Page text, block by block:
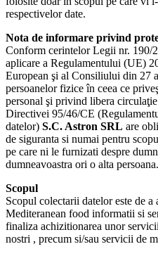
respectivelor date.
Nota de informare privind
Conform cerintelor Legii nr. 190/
aplicare a Regulamentului (UE)
European şi al Consiliului din 27
persoanelor fizice în ceea ce
personal şi privind libera
Directivei 95/46/CE
datelor) S.C. Astron SRL are
de siguranta si numai pentru
pe care ni le furnizati despre
dumneavoastra ori o alta persoana.
Scopul
Scopul colectarii datelor este de
Mediteranean food informatii si
finaliza achizitionarea unor
nostri , precum si/sau servicii de